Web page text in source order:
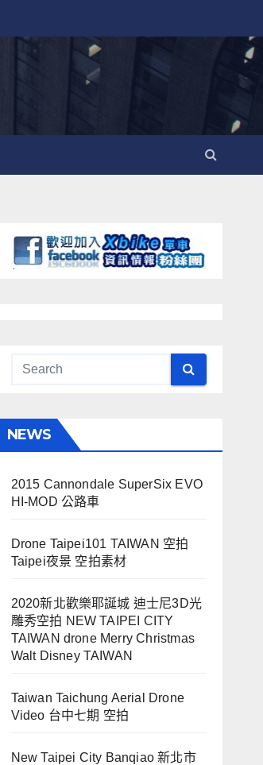
NEWS
2015 Cannondale SuperSix EVO
HI-MOD 公路車
Drone Taipei101 TAIWAN 空拍
Taipei夜景 空拍素材
2020新北歡樂耶誕城 迪士尼3D光
雕秀空拍 NEW TAIPEI CITY
TAIWAN drone Merry Christmas
Walt Disney TAIWAN
Taiwan Taichung Aerial Drone
Video 台中七期 空拍
New Taipei City Banqiao 新北市